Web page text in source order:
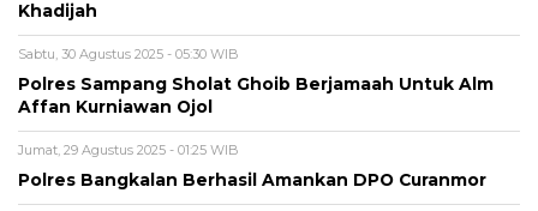
Khadijah
Sabtu, 30 Agustus 2025 - 05:30 WIB
Polres Sampang Sholat Ghoib Berjamaah Untuk Alm
Affan Kurniawan Ojol
Jumat, 29 Agustus 2025 - 01:25 WIB
Polres Bangkalan Berhasil Amankan DPO Curanmor